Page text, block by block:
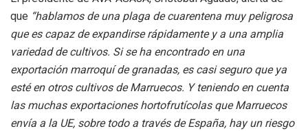
que “hablamos deuna plaga de cuarentena muy peligrosa
que es capaz de expandirse rápidamente ya una amplia
variedad de cultivos. Si se ha encontrado en una
exportación marroquíde granadas, es casi seguro que ya
esté en otros cultivos de Marruecos. Y teniendo en cuenta
las muchas exportaciones hortofrutícolas que Marruecos
envía a la UE, sobre todo a través de España, hay un riesgo